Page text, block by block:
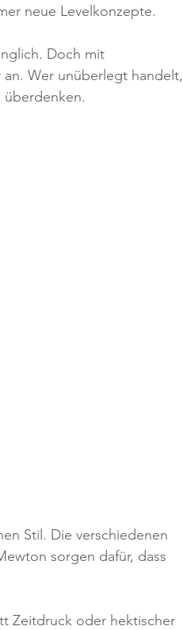
neue Levelkonzepte.
Doch mit
Wer unüberlegt handelt,
überdenken.
Stil. Die verschiedenen
sorgen dafür, dass
Zeitdruck oder hektischer